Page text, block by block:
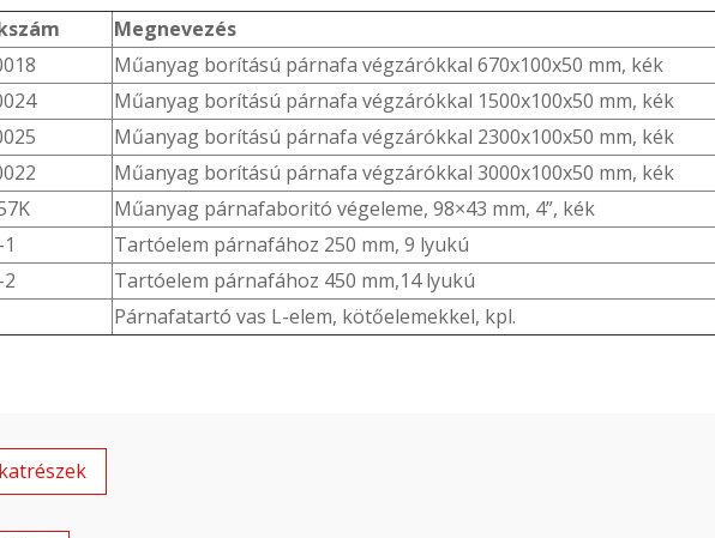
Megnevezés
Műanyag borítású párnafa végzárókkal 670x100x50 mm, kék
Műanyag borítású párnafa végzárókkal 1500x100x50 mm, kék
Műanyag borítású párnafa végzárókkal 2300x100x50 mm, kék
Műanyag borítású párnafa végzárókkal 3000x100x50 mm, kék
Műanyag párnafaboritó végeleme, 98×43 mm, 4”, kék
Tartóelem párnafához 250 mm, 9 lyukú
Tartóelem párnafához 450 mm,14 lyukú
Párnafatartó vas L-elem, kötőelemekkel, kpl.